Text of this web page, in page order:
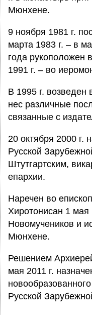
Мюнхене.
9 ноября 1981 г.
марта 1983 г. – в
года рукоположен
1991 г. – во
В 1995 г. возведен
нес различные
связанные с
20 октября 2000 г.
Русской
Штутгартским,
епархии.
Наречен во
Хиротонисан 1
Новомучеников и
Мюнхене.
Решением
мая 2011 г.
Русской